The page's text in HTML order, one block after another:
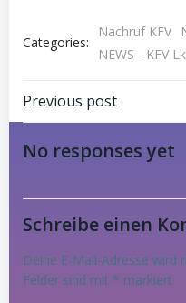
Categories:
Nachruf KFV
NEWS - KFV
Post
navigation
Previous post
No responses yet
Schreibe einen
Deine E-Mail-Adresse wird
Felder sind mit * markiert